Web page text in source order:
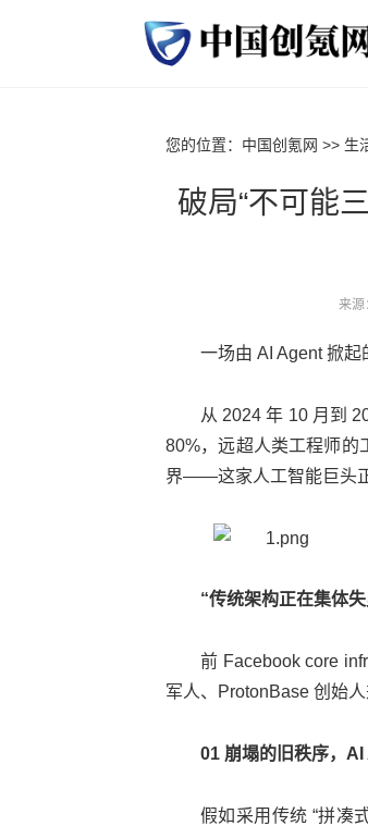
您的位置： 中国创氪网 >> 生
破局“不可能
来源
一场由 AI Agent 掀起
从 2024 年 10 月到
80%，远超人类工程师的
界——这家人工智能巨头
“传统架构正在集体
前 Facebook core
军人、ProtonBase 创始人
01 崩塌的旧秩序，
假如采用传统 “拼凑